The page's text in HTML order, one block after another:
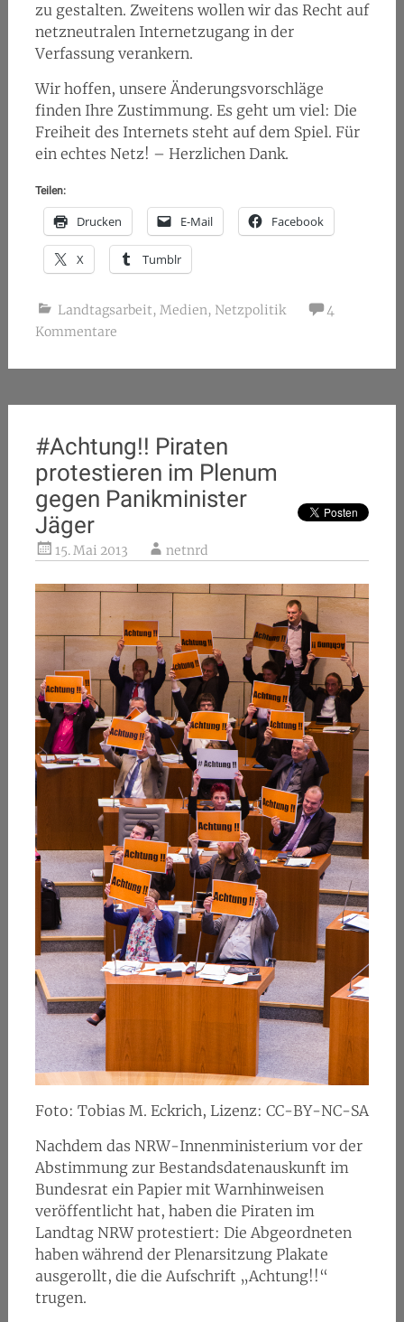
zu gestalten. Zweitens wollen wir das Recht auf
netzneutralen Internetzugang in der
Verfassung verankern.
Wir hoffen, unsere Änderungsvorschläge
finden Ihre Zustimmung. Es geht um viel: Die
Freiheit des Internets steht auf dem Spiel. Für
ein echtes Netz! – Herzlichen Dank.
Teilen:
Drucken E-Mail Facebook
X Tumblr
Landtagsarbeit, Medien, Netzpolitik
4
Kommentare
#Achtung!! Piraten
protestieren im Plenum
gegen Panikminister
Jäger
15. Mai 2013 netnrd
Foto: Tobias M. Eckrich, Lizenz: CC-BY-NC-SA
Nachdem das NRW-Innenministerium vor der
Abstimmung zur Bestandsdatenauskunft im
Bundesrat ein Papier mit Warnhinweisen
veröffentlicht hat, haben die Piraten im
Landtag NRW protestiert: Die Abgeordneten
haben während der Plenarsitzung Plakate
ausgerollt, die die Aufschrift „Achtung!!“
trugen.